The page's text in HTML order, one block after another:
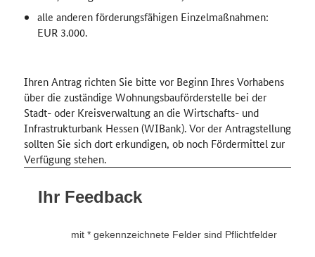
alle anderen förderungsfähigen Einzelmaßnahmen:
EUR 3.000.
Ihren Antrag richten Sie bitte vor Beginn Ihres Vorhabens
über die zuständige Wohnungsbauförderstelle bei der
Stadt- oder Kreisverwaltung an die Wirtschafts- und
Infrastrukturbank Hessen (WIBank). Vor der Antragstellung
sollten Sie sich dort erkundigen, ob noch Fördermittel zur
Verfügung stehen.